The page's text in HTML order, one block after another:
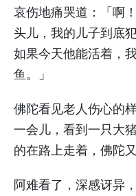
哀伤地痛哭道：「啊
头儿，我的儿子到底
如果今天他能活着，
鱼。」
佛陀看见老人伤心的
一会儿，看到一只大
的在路上走着，佛陀
阿难看了，深感讶异